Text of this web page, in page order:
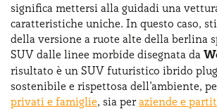
significa mettersi alla guidadi una
caratteristiche uniche. In questo caso,
della versione a ruote alte della berlina
SUV dalle linee morbide disegnata da
risultato è un SUV futuristico ibrido
sostenibile e rispettosa dell’ambiente,
privati e famiglie, sia per aziende e